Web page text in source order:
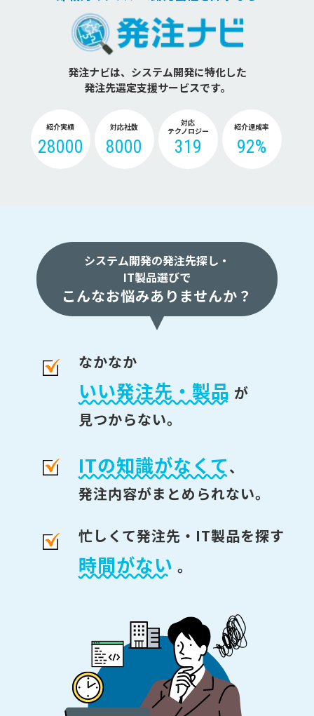
発注ナビは、システム開発に特化した
発注先選定支援サービスです。
紹介実績
28000
対応社数
8000
対応
テクノロジー
319
紹介達成率
92%
システム開発の発注先探し・
IT製品選びで
こんなお悩みありませんか？
なかなか
いい発注先・製品 が
見つからない。
ITの知識がなくて、
発注内容がまとめられない。
忙しくて発注先・IT製品を探す
時間がない 。